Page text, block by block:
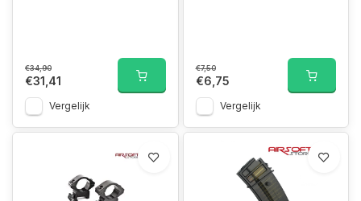
€34,90
€31,41
Vergelijk
€7,50
€6,75
Vergelijk